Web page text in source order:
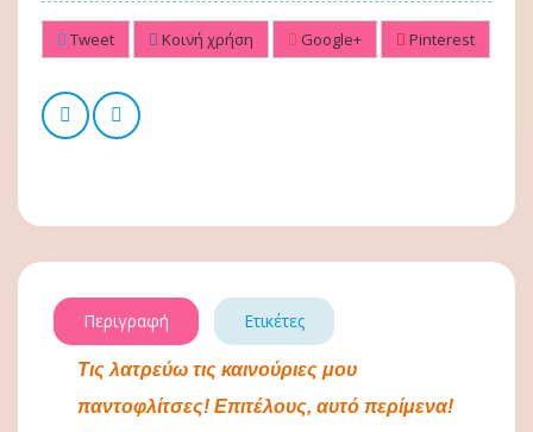
Tweet Κοινή χρήση Google+ Pinterest
Περιγραφή Ετικέτες
Τις λατρεύω τις καινούριες μου
παντοφλίτσες! Επιτέλους, αυτό περίμενα!